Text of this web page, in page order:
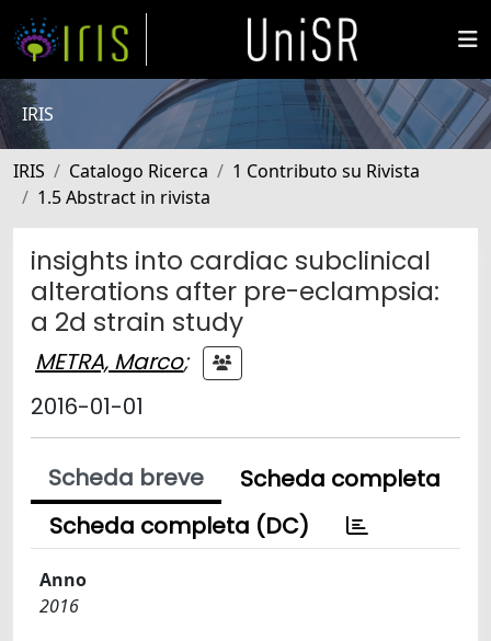
IRIS
IRIS Catalogo Ricerca
1 Contributo su Rivista
1.5 Abstract in rivista
insights into cardiac subclinical
alterations after pre-eclampsia:
a 2d strain study
METRA, Marco;
2016-01-01
Scheda breve
Scheda completa
Scheda completa (DC)
Anno
2016